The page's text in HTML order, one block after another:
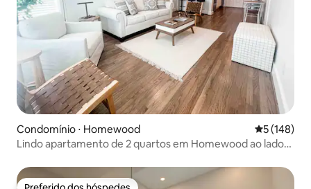
Condomínio ⋅ Homewood 5 de uma
5 (148)
Lindo apartamento de 2 quartos em Homewood ao lado